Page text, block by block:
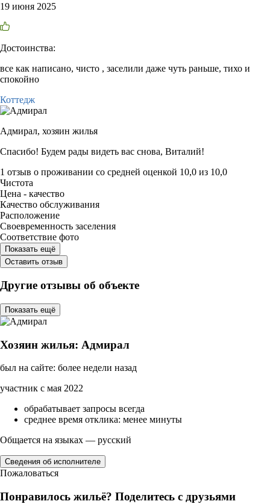
19 июня 2025
Достоинства:
все как написано, чисто , заселили даже чуть раньше, тихо и
спокойно
Коттедж
Адмирал, хозяин жилья
Спасибо! Будем рады видеть вас снова, Виталий!
1 отзыв о проживании со средней оценкой 10,0 из 10,0
Чистота
Цена - качество
Качество обслуживания
Расположение
Своевременность заселения
Соответствие фото
Показать ещё
Оставить отзыв
Другие отзывы об объекте
Показать ещё
Хозяин жилья: Адмирал
был на сайте: более недели назад
участник с мая 2022
обрабатывает запросы всегда
среднее время отклика: менее минуты
Общается на языках — русский
Сведения об исполнителе
Пожаловаться
Понравилось жильё? Поделитесь с друзьями